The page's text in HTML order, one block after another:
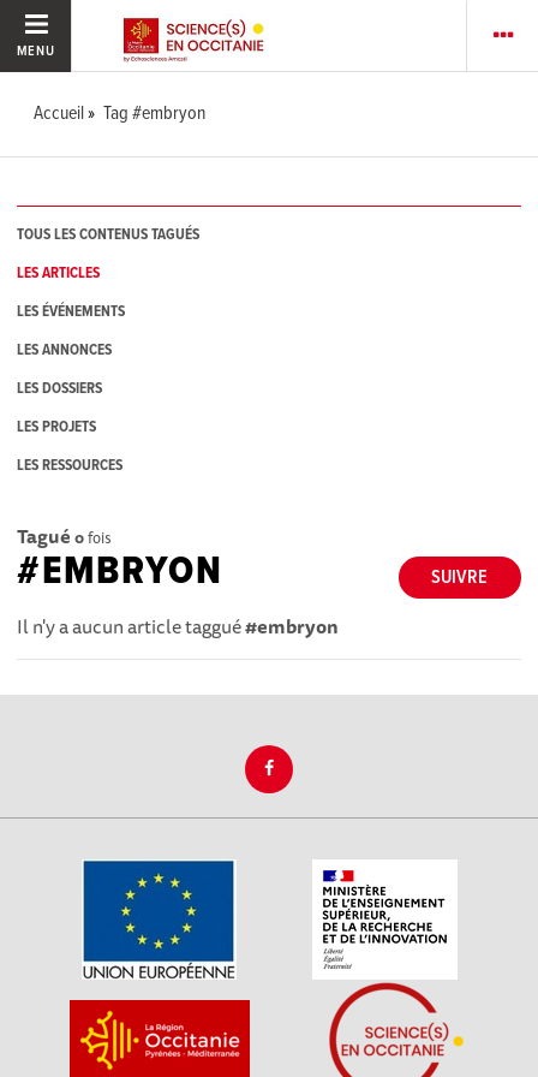
MENU
Accueil Tag #embryon
TOUS LES CONTENUS TAGUÉS
LES ARTICLES
LES ÉVÉNEMENTS
LES ANNONCES
LES DOSSIERS
LES PROJETS
LES RESSOURCES
Tagué 0fois
SUIVRE
#EMBRYON
Il n'y a aucun article taggué#embryon